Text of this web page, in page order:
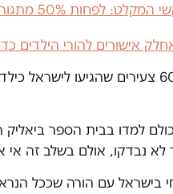
מתגוררים מחוץ לדרום ת”א
אחלק אישורים להורי הילדים
למדו בבית הספר
נבדקו, אולם בשלב זה
בישראל עם הורה שככל